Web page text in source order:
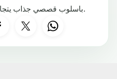
باسلوب قصصي جذاب يتجاوز لغة الارقام والمختبرات.